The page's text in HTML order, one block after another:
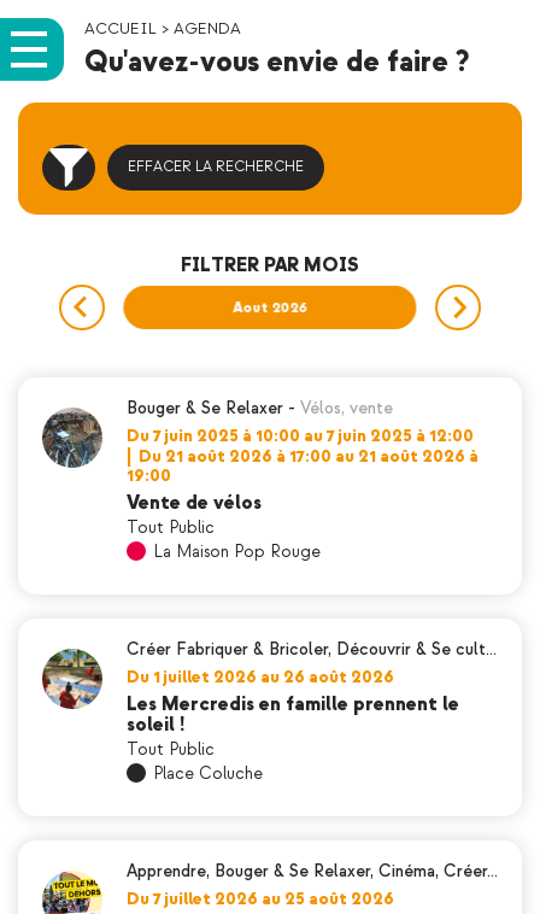
ACCUEIL > AGENDA
Qu'avez-vous envie de faire ?
EFFACER LA RECHERCHE
FILTRER PAR MOIS
Aout 2026
Bouger & Se Relaxer - Vélos, vente
Du 7 juin 2025 à 10:00 au 7 juin 2025 à 12:00
Du 21 août 2026 à 17:00 au 21 août 2026 à
19:00
Vente de vélos
Tout Public
La Maison Pop Rouge
Créer Fabriquer & Bricoler, Découvrir & Se cult…
Du 1 juillet 2026 au 26 août 2026
Les Mercredis en famille prennent le
soleil !
Tout Public
Place Coluche
Apprendre, Bouger & Se Relaxer, Cinéma, Créer…
Du 7 juillet 2026 au 25 août 2026